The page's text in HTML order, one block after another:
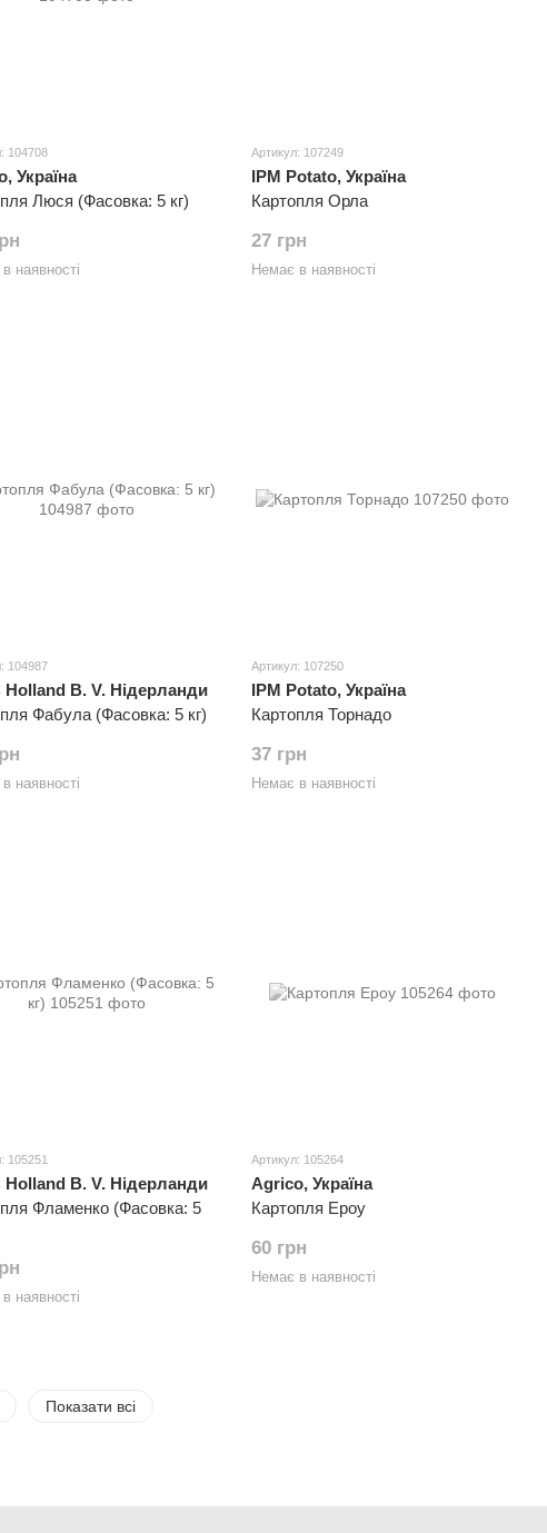
104708
Україна
Люся (Фасовка: 5 кг)
наявності
Артикул: 107249
IPM Potato, Україна
Картопля Орла
27 грн
Немає в наявності
104987
Holland B. V. Нідерланди
Фабула (Фасовка: 5 кг)
наявності
Артикул: 107250
IPM Potato, Україна
Картопля Торнадо
37 грн
Немає в наявності
105251
Holland B. V. Нідерланди
Фламенко (Фасовка: 5
наявності
Артикул: 105264
Agrico, Україна
Картопля Ероу
60 грн
Немає в наявності
Показати всі